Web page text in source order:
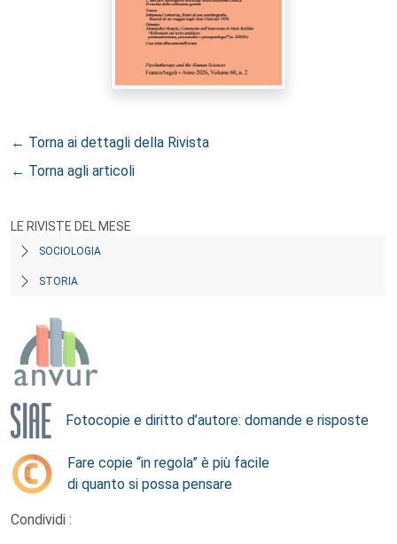
← Torna ai dettagli della Rivista
← Torna agli articoli
LE RIVISTE DEL MESE
SOCIOLOGIA
STORIA
Fotocopie e diritto d’autore: domande e risposte
Fare copie “in regola” è più facile
di quanto si possa pensare
Condividi :